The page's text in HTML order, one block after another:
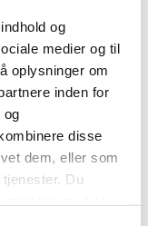
og
medier og til
oplysninger om
inden for
og
disse
dem, eller som
Du
fra?
fra dig eller